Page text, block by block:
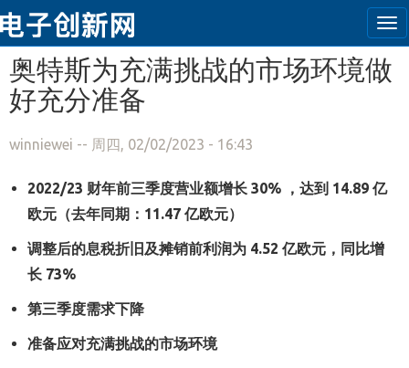
跳转到主要内容
奥特斯为充满挑战的市场环境做
好充分准备
winniewei -- 周四, 02/02/2023 - 16:43
2022/23 财年前三季度营业额增长 30% ，达到 14.89 亿
欧元（去年同期： 11.47 亿欧元）
调整后的息税折旧及摊销前利润为 4.52 亿欧元，同比增
长 73%
第三季度需求下降
准备应对充满挑战的市场环境